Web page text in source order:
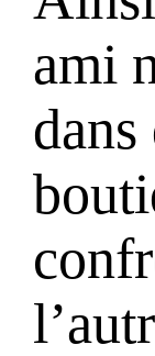
ami
dans